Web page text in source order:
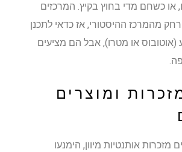
כשחם מדי בחוץ בקיץ. המרכזים
ההיסטורי, אז כדאי לתכנן
או מטרו), אבל הם מציעים
ומוצרים
אותנטיות מיוון, הימנעו